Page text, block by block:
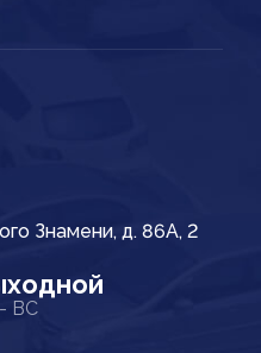
Знамени, д. 86А, 2
ВС